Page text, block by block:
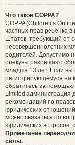
Что такое COPPA?
COPPA (Children’s
частных прав ребёнка
Штатов, требующий от
несовершеннолетних
родителей. Допустимо
опекуны разрешают
младше 13 лет. Если вы
регистрирующемуся на
обратитесь за помощью
Limited администрация
рекомендаций по
юридических
можно связаться по
юридических вопросов,
Примечание
силы..